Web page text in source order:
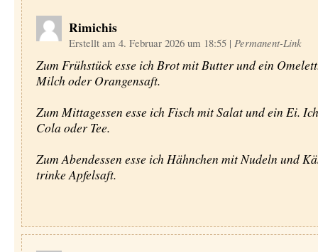
Rimichis
Erstellt am 4. Februar 2026 um 18:55 | Permanent-Link
Zum Frühstück esse ich Brot mit Butter und ein
Milch oder Orangensaft.
Zum Mittagessen esse ich Fisch mit Salat und ein Ei.
Cola oder Tee.
Zum Abendessen esse ich Hähnchen mit Nudeln und
trinke Apfelsaft.